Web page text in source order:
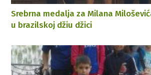
Srebrna medalja za Milana
u brazilskoj džiu džici